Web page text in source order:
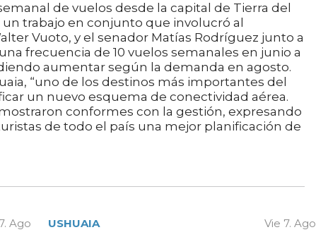
de vuelos desde la capital de Tierra del
trabajo en conjunto que involucró al
Vuoto, y el senador Matías Rodríguez junto a
frecuencia de 10 vuelos semanales en junio a
aumentar según la demanda en agosto.
“uno de los destinos más importantes del
un nuevo esquema de conectividad aérea.
conformes con la gestión, expresando
de todo el país una mejor planificación de
Ago USHUAIA Vie 7. Ago